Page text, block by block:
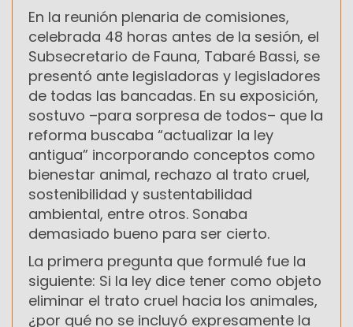
En la reunión plenaria de comisiones,
celebrada 48 horas antes de la sesión, el
Subsecretario de Fauna, Tabaré Bassi, se
presentó ante legisladoras y legisladores
de todas las bancadas. En su exposición,
sostuvo –para sorpresa de todos– que la
reforma buscaba “actualizar la ley
antigua” incorporando conceptos como
bienestar animal, rechazo al trato cruel,
sostenibilidad y sustentabilidad
ambiental, entre otros. Sonaba
demasiado bueno para ser cierto.
La primera pregunta que formulé fue la
siguiente: Si la ley dice tener como objeto
eliminar el trato cruel hacia los animales,
¿por qué no se incluyó expresamente la